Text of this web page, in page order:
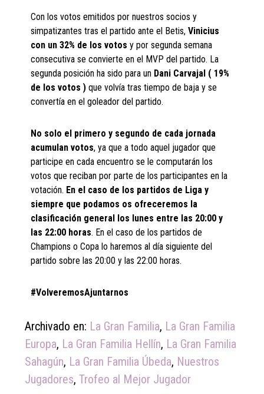
Con los votos emitidos por nuestros socios y
simpatizantes tras el partido ante el Betis,Vinicius
con un 32% de los votosy por segunda semana
consecutiva se convierte en el MVP del partido. La
segunda posición ha sido para un Dani Carvajal ( 19%
de los votos ) que volvía tras tiempo de baja y se
convertía en el goleador del partido.
No solo el primero y segundo de cada jornada
acumulan votos, ya que a todo aquel jugador que
participe en cada encuentro se le computarán los
votos que reciban por parte de los participantes en la
votación. En el caso de los partidos de Liga y
siempre que podamos os ofreceremos la
clasificación general los lunes entre las 20:00 y
las 22:00 horas. En el caso de los partidos de
Champions o Copa lo haremos al día siguiente del
partido sobre las 20:00 y las 22:00 horas.
#VolveremosAjuntarnos
Archivado en: La Gran Familia, La Gran Familia
Europa, La Gran Familia Hellín, La Gran Familia
Sahagún, La Gran Familia Úbeda, Nuestros
Jugadores,Trofeo al Mejor Jugador